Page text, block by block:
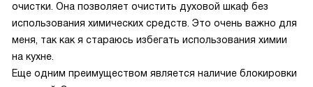
очистки. Она позволяет очистить духовой шкаф без
использования химических средств. Это очень важно для
меня, так как я стараюсь избегать использования химии
на кухне.
Еще одним преимуществом является наличие блокировки